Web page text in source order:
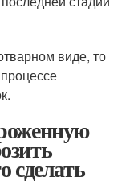
виде, то
сделать